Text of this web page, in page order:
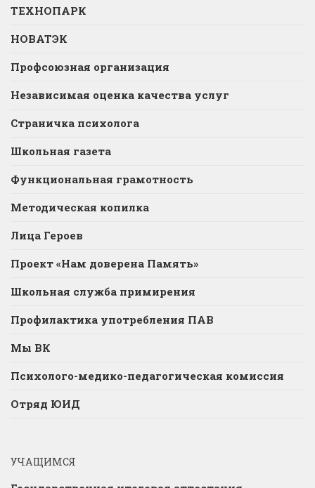
ТЕХНОПАРК
НОВАТЭК
Профсоюзная организация
Независимая оценка качества услуг
Страничка психолога
Школьная газета
Функциональная грамотность
Методическая копилка
Лица Героев
Проект «Нам доверена Память»
Школьная служба примирения
Профилактика употребления ПАВ
Мы ВК
Психолого-медико-педагогическая комиссия
Отряд ЮИД
УЧАЩИМСЯ